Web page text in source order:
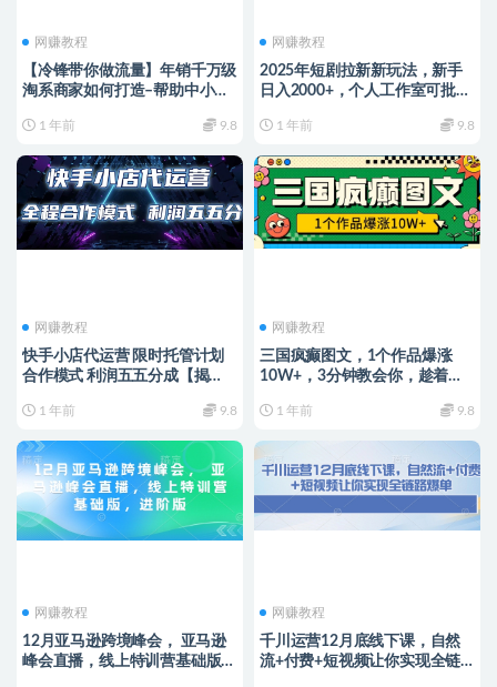
网赚教程
【冷锋带你做流量】年销千万级
淘系商家如何打造–帮助中小卖
1 年前 9.8
网赚教程
2025年短剧拉新新玩法，新手
日入2000+，个人工作室可批量
1 年前 9.8
网赚教程
快手小店代运营 限时托管计划
合作模式 利润五五分成【揭
1 年前 9.8
网赚教程
三国疯癫图文，1个作品爆涨
10W+，3分钟教会你，趁着风
1 年前 9.8
网赚教程
12月亚马逊跨境峰会， 亚马逊
峰会直播，线上特训营基础版，
网赚教程
千川运营12月底线下课，自然
流+付费+短视频让你实现全链